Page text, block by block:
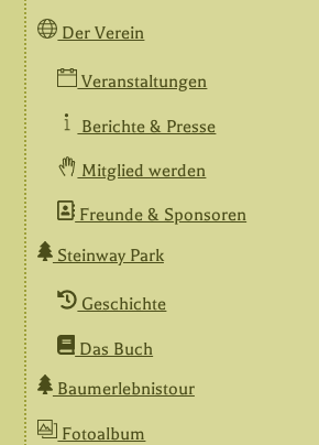
Der Verein
Veranstaltungen
Berichte & Presse
Mitglied werden
Freunde & Sponsoren
Steinway Park
Geschichte
Das Buch
Baumerlebnistour
Fotoalbum